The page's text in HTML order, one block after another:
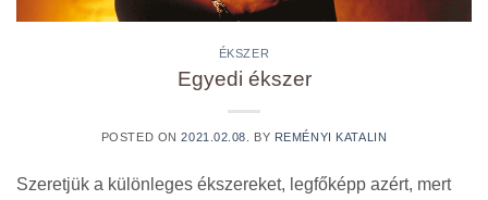
ÉKSZER
Egyedi ékszer
POSTED ON2021.02.08. BY REMÉNYI KATALIN
Szeretjük a különleges ékszereket, legfőképp azért, mert